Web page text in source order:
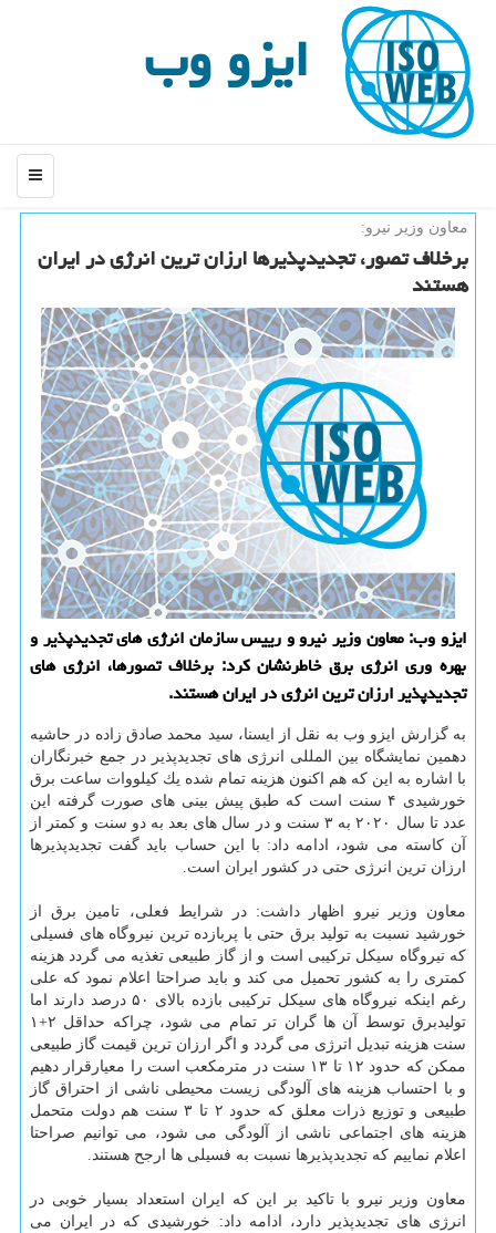
ایزو وب
منو
معاون وزیر نیرو:
برخلاف تصور، تجدیدپذیرها ارزان ترین انرژی در ایران
هستند
ایزو وب: معاون وزیر نیرو و رییس سازمان انرژی های تجدیدپذیر و
بهره وری انرژی برق خاطرنشان كرد: برخلاف تصورها، انرژی های
تجدیدپذیر ارزان ترین انرژی در ایران هستند.
به گزارش ایزو وب به نقل از ایسنا، سید محمد صادق زاده در حاشیه
دهمین نمایشگاه بین المللی انرژی های تجدیدپذیر در جمع خبرنگاران
با اشاره به این كه هم اكنون هزینه تمام شده یك كیلووات ساعت برق
خورشیدی ۴ سنت است كه طبق پیش بینی های صورت گرفته این
عدد تا سال ۲۰۲۰ به ۳ سنت و در سال های بعد به دو سنت و كمتر از
آن كاسته می شود، ادامه داد: با این حساب باید گفت تجدیدپذیرها
ارزان ترین انرژی حتی در كشور ایران است.
معاون وزیر نیرو اظهار داشت: در شرایط فعلی، تامین برق از
خورشید نسبت به تولید برق حتی با پربازده ترین نیروگاه های فسیلی
كه نیروگاه سیكل تركیبی است و از گاز طبیعی تغذیه می گردد هزینه
كمتری را به كشور تحمیل می كند و باید صراحتا اعلام نمود كه علی
رغم اینكه نیروگاه های سیكل تركیبی بازده بالای ۵۰ درصد دارند اما
تولیدبرق توسط آن ها گران تر تمام می شود، چراكه حداقل ۲+۱
سنت هزینه تبدیل انرژی می گردد و اگر ارزان ترین قیمت گاز طبیعی
ممكن كه حدود ۱۲ تا ۱۳ سنت در مترمكعب است را معیارقرار دهیم
و با احتساب هزینه های آلودگی زیست محیطی ناشی از احتراق گاز
طبیعی و توزیع ذرات معلق كه حدود ۲ تا ۳ سنت هم دولت متحمل
هزینه های اجتماعی ناشی از آلودگی می شود، می توانیم صراحتا
اعلام نماییم كه تجدیدپذیرها نسبت به فسیلی ها ارجح هستند.
معاون وزیر نیرو با تاكید بر این كه ایران استعداد بسیار خوبی در
انرژی های تجدیدپذیر دارد، ادامه داد: خورشیدی كه در ایران می